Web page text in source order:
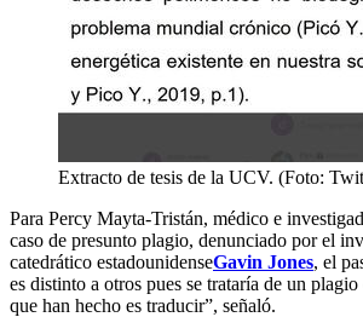
Extracto de tesis de la UCV. (Foto:
Para Percy Mayta-Tristán, médico e
caso de presunto plagio, denunciado por el
catedrático estadounidenseGavin Jones, el
es distinto a otros pues se trataría de un
que han hecho es traducir”, señaló.